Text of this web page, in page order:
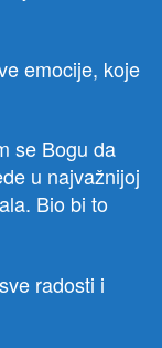
emocije, koje
se Bogu da
u najvažnijoj
Bio bi to
radosti i